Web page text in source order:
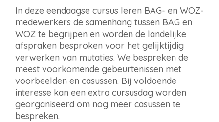
In deze eendaagse cursus leren BAG- en WOZ-
medewerkers de samenhang tussen BAG en
WOZ te begrijpen en worden de landelijke
afspraken besproken voor het gelijktijdig
verwerken van mutaties. We bespreken de
meest voorkomende gebeurtenissen met
voorbeelden en casussen. Bij voldoende
interesse kan een extra cursusdag worden
georganiseerd om nog meer casussen te
bespreken.